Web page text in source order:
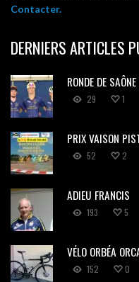
Contacter.
DERNIERS ARTICLES
RONDE DE
29 1
PRIX VAISON
52 2
ADIEU FRANCIS
193 5
VÉLO ORBÉA
152 0